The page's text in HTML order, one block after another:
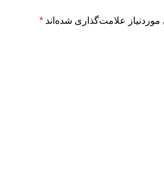
علامت‌گذاری شده‌اند *